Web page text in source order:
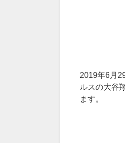
2019年6 月
ルスの大谷
ます。